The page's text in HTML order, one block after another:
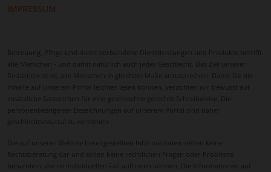
IMPRESSUM
Betreuung, Pflege und damit verbundene Dienstleistungen und Produkte betrifft
alle Menschen - und damit natürlich auch jedes Geschlecht. Das Ziel unserer
Redaktion ist es, alle Menschen in gleichem Maße anzusprechen. Damit Sie die
Inhalte auf unserem Portal leichter lesen können, verzichten wir bewusst auf
zusätzliche Satzzeichen für eine geschlechtergerechte Schreibweise. Die
personenbezogenen Bezeichnungen auf unserem Portal sind daher
geschlechtsneutral zu verstehen.
Die auf unserer Website bereitgestellten Informationen stellen keine
Rechtsberatung dar und sollen keine rechtlichen Fragen oder Probleme
behandeln, die im individuellen Fall auftreten können. Die Informationen auf